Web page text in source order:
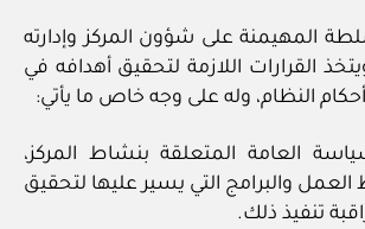
المهيمنة على شؤون المركز وإدارته
القرارات اللازمة لتحقيق أهدافه في
النظام، وله على وجه خاص ما يأتي:
العامة المتعلقة بنشاط المركز،
والبرامج التي يسير عليها لتحقيق
تنفيذ ذلك.